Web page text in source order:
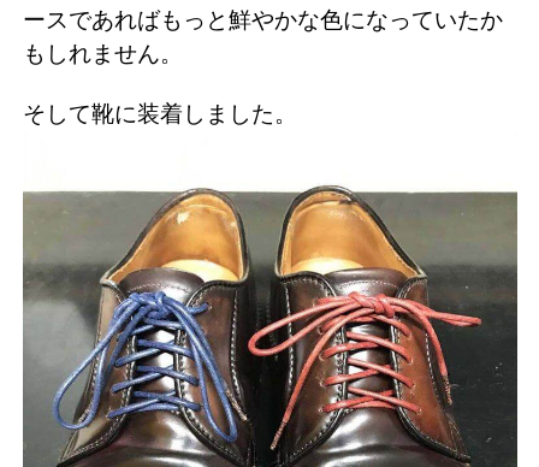
ースであればもっと鮮やかな色になっていたか
もしれません。
そして靴に装着しました。